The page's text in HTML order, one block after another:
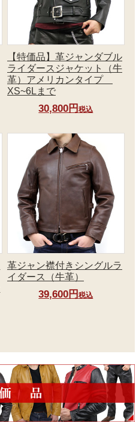
【特価品】革ジャンダブル
ライダースジャケット（牛
革）アメリカンタイプ
XS~6Lまで
30,800円税込
革ジャン襟付きシングルラ
イダース（牛革）
39,600円税込